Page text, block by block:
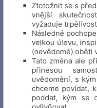
Ztotožnit se s
vnější
vyžaduje
Následné
velkou úlevu,
(nevědomé) oběti
Tato změna ale
přinesou
uvědomění, s
chceme povídat,
poddat, kým se